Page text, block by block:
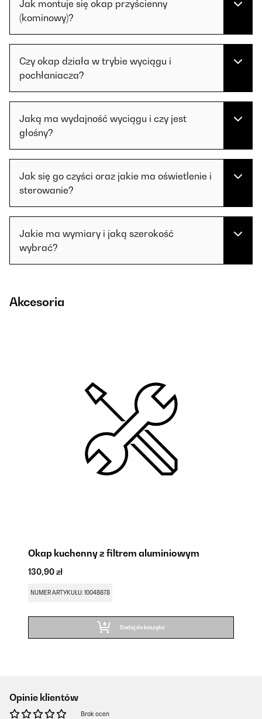
Jak montuje się okap przyścienny
(kominowy)?
Czy okap działa w trybie wyciągu i
pochłaniacza?
Jaką ma wydajność wyciągu i czy jest
głośny?
Jak się go czyści oraz jakie ma oświetlenie i
sterowanie?
Jakie ma wymiary i jaką szerokość
wybrać?
Akcesoria
Okap kuchenny z filtrem aluminiowym
130,90 zł
NUMER ARTYKUŁU: 10048678
Dodaj do koszyka
Opinie klientów
Brak ocen